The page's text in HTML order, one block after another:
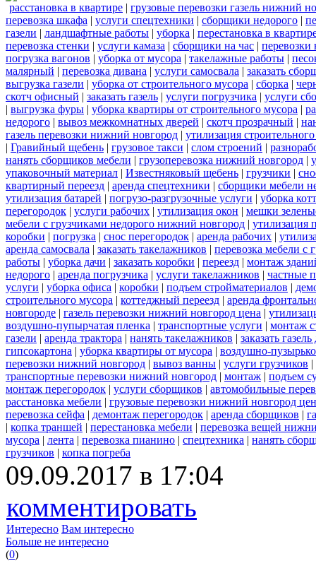
расстановка в квартире | грузовые перевозки газель нижний
перевозка шкафа | услуги спецтехники | сборщики недорого |
газели | ландшафтные работы | уборка | перестановка в
перевозка стенки | услуги камаза | сборщики на час | перевозки
погрузка вагонов | уборка от мусора | такелажные работы |
малярный | перевозка дивана | услуги самосвала | заказать
выгрузка газели | уборка от строительного мусора | сборка |
скотч офисный | заказать газель | услуги погрузчика | услуги
| выгрузка фуры | уборка квартиры от строительного мусора |
недорого | вывоз межкомнатных дверей | скотч прозрачный |
газель перевозки нижний новгород | утилизация
| Гравийный щебень | грузовое такси | слом строений |
нанять сборщиков мебели | грузоперевозка нижний новгород |
упаковочный материал | Известняковый щебень | грузчики |
квартирный переезд | аренда спецтехники | сборщики мебели
утилизация батарей | погрузо-разгрузочные услуги | уборка
перегородок | услуги рабочих | утилизация окон | мешки
мебели с грузчиками недорого нижний новгород | утилизация
коробки | погрузка | снос перегородок | аренда рабочих |
аренда самосвала | заказать такелажников | перевозка мебели с
работы | уборка дачи | заказать коробки | переезд | монтаж
недорого | аренда погрузчика | услуги такелажников | частные
услуги | уборка офиса | коробки | подъем стройматериалов |
строительного мусора | коттеджный переезд | аренда
новгороде | газель перевозки нижний новгород цена |
воздушно-пупырчатая пленка | транспортные услуги | монтаж
газели | аренда трактора | нанять такелажников | заказать
гипсокартона | уборка квартиры от мусора | воздушно-
перевозки нижний новгород | вывоз ванны | услуги грузчиков |
транспортные перевозки нижний новгород | монтаж | подъем
монтаж перегородок | услуги сборщиков | автомобильные
расстановка мебели | грузовые перевозки нижний новгород
перевозка сейфа | демонтаж перегородок | аренда сборщиков |
| копка траншей | перестановка мебели | перевозка вещей
мусора | лента | перевозка пианино | спецтехника | нанять
грузчиков | копка погреба
09.09.2017 в 17:04
комментировать
Интересно Вам интересно
Больше не интересно
(0)